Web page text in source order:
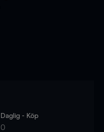
Daglig - Köp
0